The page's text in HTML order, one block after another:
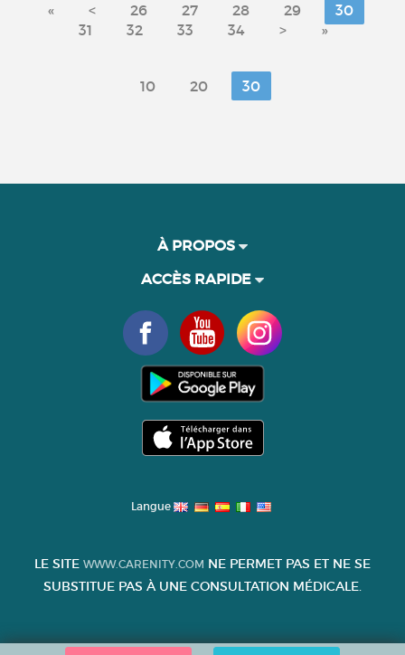
« < 26 27 28 29
30
31
32 33 34 > »
10 20 30
À PROPOS
ACCÈS RAPIDE
Langue
LE SITE WWW.CARENITY.COM NE PERMET PAS ET NE SE
SUBSTITUE PAS À UNE CONSULTATION MÉDICALE.